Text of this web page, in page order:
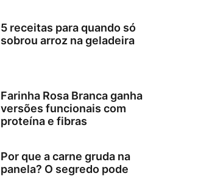
5 receitas para quando só
sobrou arroz na geladeira
Farinha Rosa Branca ganha
versões funcionais com
proteína e fibras
Por que a carne gruda na
panela? O segredo pode